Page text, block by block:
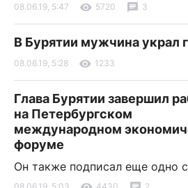
08.06.19, 5:47 5720 3
В Бурятии мужчина украл
08.06.19, 5:28 1233
Глава Бурятии завершил
на Петербургском
международном
форуме
Он также подписал еще одно